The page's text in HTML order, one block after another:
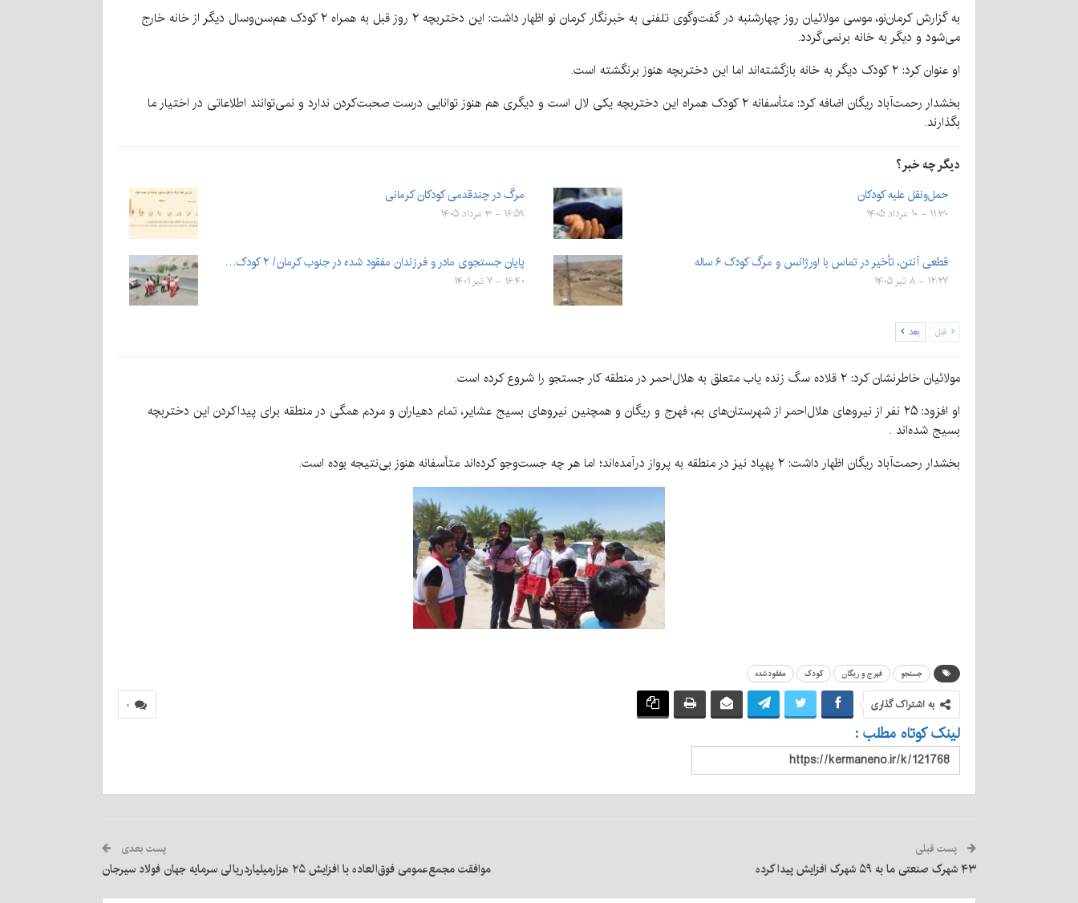
به گزارش کرمان‌نو، موسی مولائیان روز چهارشنبه در گفت‌وگوی تلفنی به خبرنگار کرمان نو اظهار داشت: این دختربچه ۲ روز قبل به همراه ۲ کودک هم‌سن‌وسال دیگر از خانه خارج
می‌شود و دیگر به خانه برنمی‌گردد.
او عنوان کرد: ۲ کودک دیگر به خانه بازگشته‌اند اما این دختربچه هنوز برنگشته است.
بخشدار رحمت‌آباد ریگان اضافه کرد: متأسفانه ۲ کودک همراه این دختربچه یکی لال است و دیگری هم هنوز توانایی درست صحبت‌کردن ندارد و نمی‌توانند اطلاعاتی در اختیار ما
بگذارند.
دیگر چه خبر؟
حمل‌ونقل علیه کودکان
۱۱:۳۰ - ۱۰ مرداد ۱۴۰۵
مرگ در چندقدمی کودکان کرمانی
۱۶:۵۹ - ۳ مرداد ۱۴۰۵
قطعی آنتن، تأخیر در تماس با اورژانس و مرگ کودک ۶ ساله
۱۲:۲۷ - ۸ تیر ۱۴۰۵
پایان جستجوی مادر و فرزندان مفقود شده در جنوب کرمان/ ۲ کودک…
۱۶:۴۰ - ۷ تیر ۱۴۰۱
قبل بعد
مولائیان خاطرنشان کرد: ۲ قلاده سگ زنده یاب متعلق به هلال‌احمر در منطقه کار جستجو را شروع کرده است.
او افزود: ۲۵ نفر از نیروهای هلال‌احمر از شهرستان‌های بم، فهرج و ریگان و همچنین نیروهای بسیج عشایر، تمام دهیاران و مردم همگی در منطقه برای پیداکردن این دختربچه
بسیج شده‌اند .
بخشدار رحمت‌آباد ریگان اظهار داشت: ۲ پهپاد نیز در منطقه به پرواز درآمده‌اند؛ اما هر چه جست‌وجو کرده‌اند متأسفانه هنوز بی‌نتیجه بوده است.
جستجو فهرج و ریگان کودک مفقودشده
۰ به اشتراک گذاری
لینک کوتاه مطلب :
پست قبلی
۴۳ شهرک صنعتی ما به ۵۹ شهرک افزایش پیدا کرده
پست بعدی
موافقت مجمع‌عمومی فوق‌العاده با افزایش ۲۵ هزارمیلیاردریالی سرمایه جهان فولاد سیرجان